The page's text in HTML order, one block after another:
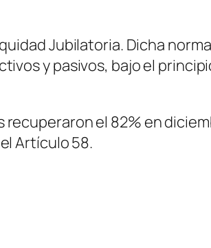
Jubilatoria. Dicha
y pasivos, bajo el
el 82% en
Artículo 58.